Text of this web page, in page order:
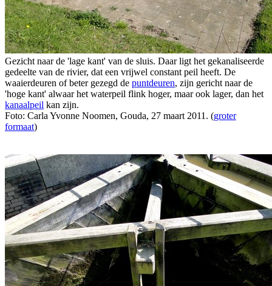
Gezicht naar de 'lage kant' van de sluis. Daar ligt het gekanaliseerde
gedeelte van de rivier, dat een vrijwel constant peil heeft. De
waaierdeuren of beter gezegd de puntdeuren, zijn gericht naar de
'hoge kant' alwaar het waterpeil flink hoger, maar ook lager, dan het
kanaalpeil kan zijn.
Foto: Carla Yvonne Noomen, Gouda, 27 maart 2011. (groter
formaat)